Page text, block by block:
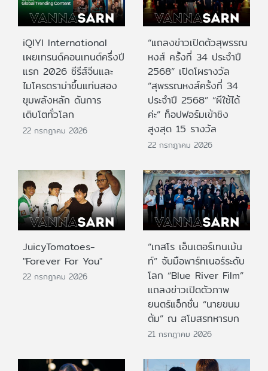
iQIYI International
เผยเทรนด์คอนเทนต์ครึ่งปี
แรก 2026 ซีรีส์จีนและ
ไมโครดราม่าขึ้นแท่นสอง
ขุมพลังหลัก ดันการ
เติบโตทั่วโลก
22 กรกฎาคม 2026
“แถลงข่าวเปิดตัวสุพรรณ
หงส์ ครั้งที่ 34 ประจำปี
2568” เปิดโผรางวัล
“สุพรรณหงส์ครั้งที่ 34
ประจำปี 2568” “ผีใช้ได้
ค่ะ” ท็อปฟอร์มเข้าชิง
สูงสุด 15 รางวัล
22 กรกฎาคม 2026
JuicyTomatoes-
"Forever For You"
22 กรกฎาคม 2026
“เกสโร เอ็นเตอร์เทนเม้น
ท์” จับมือพาร์ทเนอร์ระดับ
โลก “Blue River Film”
แถลงข่าวเปิดตัวภาพ
ยนตร์แอ็กชั่น “นายขนม
ต้ม” ณ สโมสรทหารบก
21 กรกฎาคม 2026